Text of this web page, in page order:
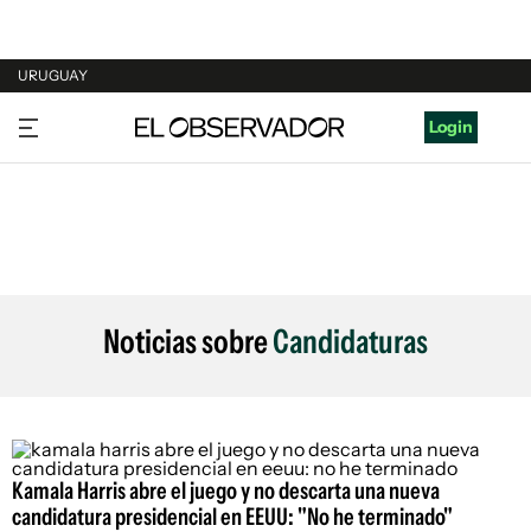
URUGUAY
URUGUAY
ARGENTINA
Login
Noticias sobreCandidaturas
Kamala Harris abre el juego y no descarta una nueva
candidatura presidencial en EEUU: "No he terminado"